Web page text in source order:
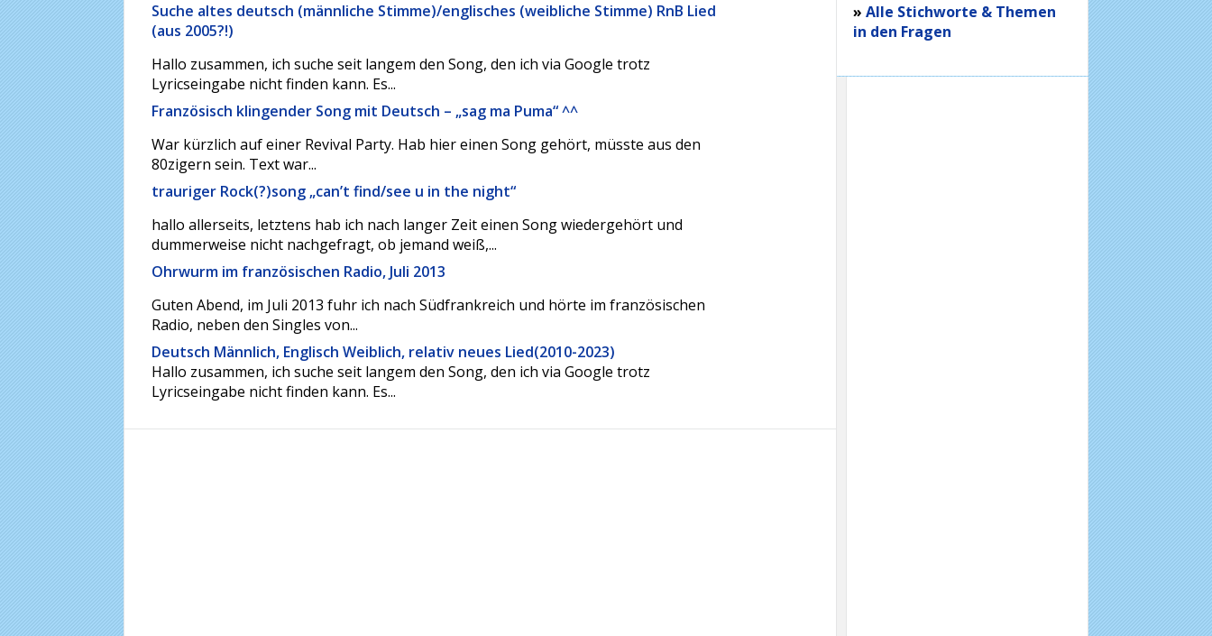
Suche altes deutsch (männliche Stimme)/englisches (weibliche Stimme) RnB Lied
(aus 2005?!)
Hallo zusammen, ich suche seit langem den Song, den ich via Google trotz
Lyricseingabe nicht finden kann. Es...
Französisch klingender Song mit Deutsch – „sag ma Puma“ ^^
War kürzlich auf einer Revival Party. Hab hier einen Song gehört, müsste aus den
80zigern sein. Text war...
trauriger Rock(?)song „can’t find/see u in the night“
hallo allerseits, letztens hab ich nach langer Zeit einen Song wiedergehört und
dummerweise nicht nachgefragt, ob jemand weiß,...
Ohrwurm im französischen Radio, Juli 2013
Guten Abend, im Juli 2013 fuhr ich nach Südfrankreich und hörte im französischen
Radio, neben den Singles von...
Deutsch Männlich, Englisch Weiblich, relativ neues Lied(2010-2023)
Hallo zusammen, ich suche seit langem den Song, den ich via Google trotz
Lyricseingabe nicht finden kann. Es...
» Alle Stichworte & Themen
in den Fragen